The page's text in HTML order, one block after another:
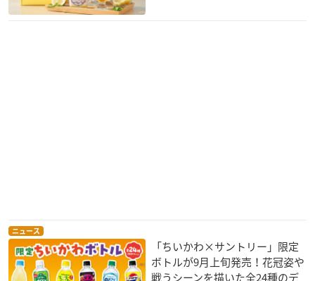
ニュース
「ちいかわ×サントリー」限定
ボトルが9月上旬発売！花冠姿や
戦うシーンを描いた全24種のデ